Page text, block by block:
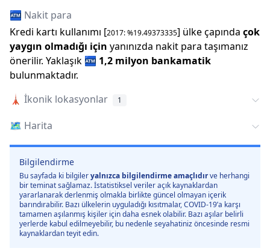
🏧 Nakit para
Kredi kartı kullanımı [2017: %19.49373335] ülke çapında çok
yaygın olmadığı için yanınızda nakit para taşımanız
önerilir. Yaklaşık 🏧 1,2 milyon bankamatik
bulunmaktadır.
🗼 İkonik lokasyonlar 1
🗺️ Harita
Bilgilendirme
Bu sayfada ki bilgileryalnızca bilgilendirme amaçlıdırve herhangi
bir teminat sağlamaz. İstatistiksel veriler açık kaynaklardan
yararlanarak derlenmiş olmakla birlikte güncel olmayan içerik
barındırabilir. Bazı ülkelerin uyguladığı kısıtmalar, COVID-19’a karşı
tamamen aşılanmış kişiler için daha esnek olabilir. Bazı aşılar belirli
yerlerde kabul edilmeyebilir, bu nedenle seyahatiniz öncesinde resmi
kaynaklardan teyit edin.